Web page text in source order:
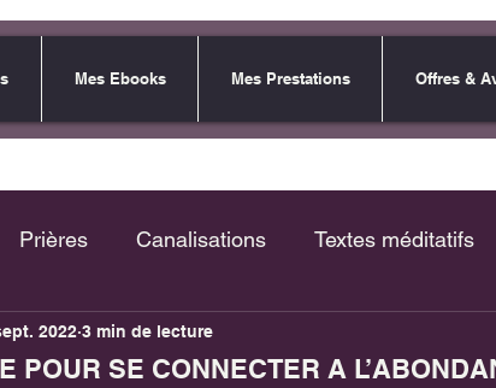
Mes Ebooks Mes Prestations Offres &
Prières Canalisations Textes méditatifs
Magiques Cycles Lunaires
SE CONNECTER A
2022 3 min de lecture